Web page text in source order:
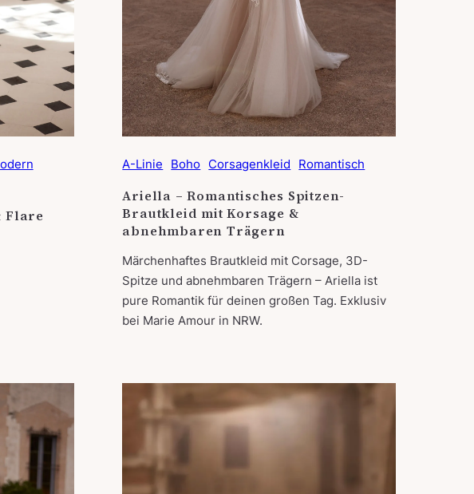
Flare
A-Linie Boho Corsagenkleid Romantisch
Ariella – Romantisches Spitzen-
Brautkleid mit Korsage &
abnehmbaren Trägern
Märchenhaftes Brautkleid mit Corsage, 3D-
Spitze und abnehmbaren Trägern – Ariella ist
pure Romantik für deinen großen Tag. Exklusiv
bei Marie Amour in NRW.